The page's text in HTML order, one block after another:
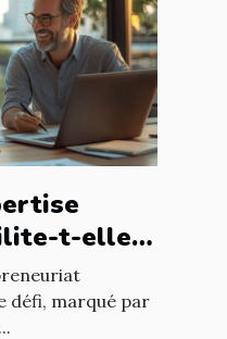
t-elle
défi, marqué par